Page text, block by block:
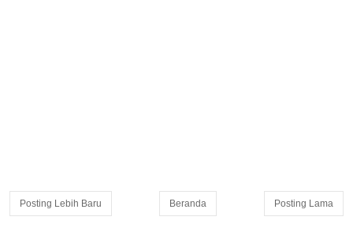
Posting Lebih Baru Posting Lama
Beranda